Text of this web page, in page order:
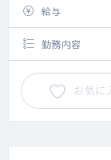
給与
勤務内容
お気に